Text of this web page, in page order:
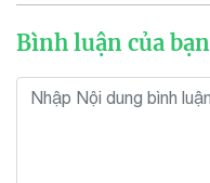
Bình luận của bạn